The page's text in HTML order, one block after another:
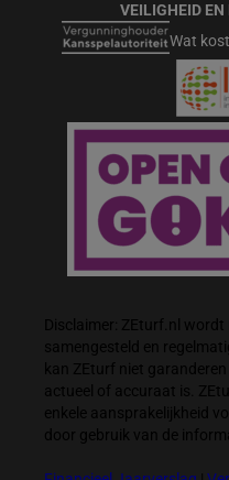
VEILIGHEID EN
Wat
Disclaimer: ZEturf.nl
samengesteld en
kan ZEturf niet
actueel of accuraat is.
enkele aansprakelijkheid
door gebruik van de